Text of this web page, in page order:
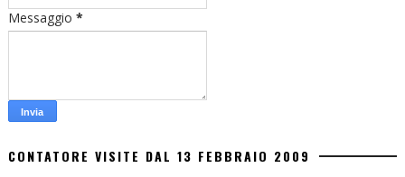
Messaggio *
CONTATORE VISITE DAL 13 FEBBRAIO 2009